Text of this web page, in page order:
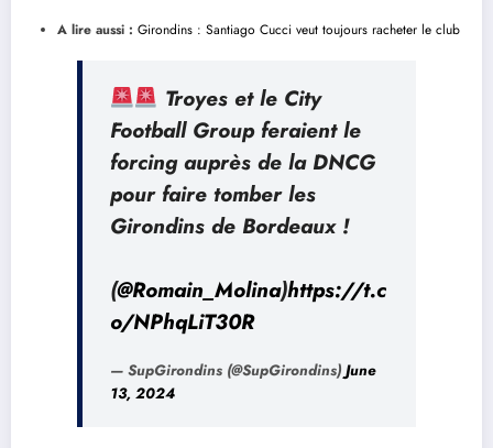
A lire aussi : Girondins : Santiago Cucci veut toujours racheter le club
Troyes et le City
Football Group feraient le
forcing auprès de la DNCG
pour faire tomber les
Girondins de Bordeaux !
(@Romain_Molina)https://t.c
o/NPhqLiT30R
— SupGirondins (@SupGirondins) June
13, 2024